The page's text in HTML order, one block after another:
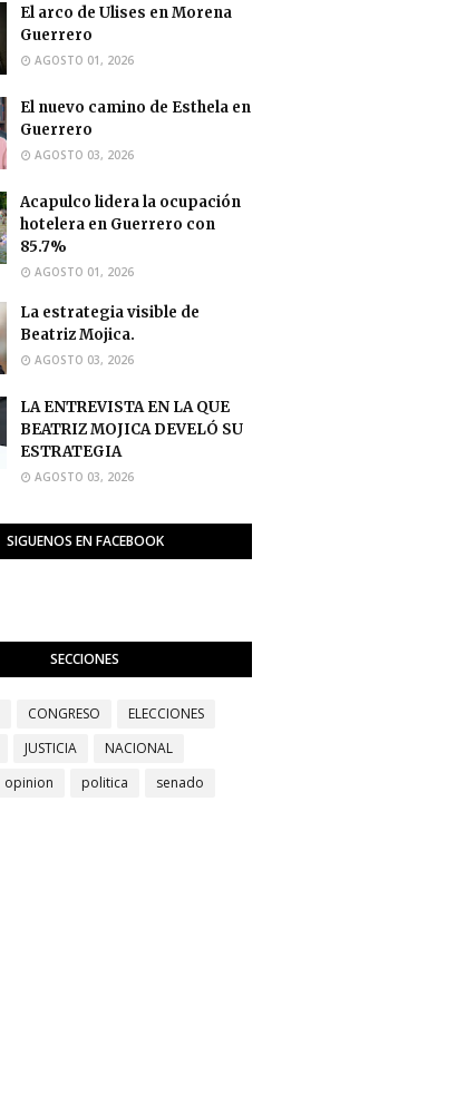
El arco de Ulises en Morena
Guerrero
AGOSTO 01, 2026
El nuevo camino de Esthela en
Guerrero
AGOSTO 03, 2026
Acapulco lidera la ocupación
hotelera en Guerrero con
85.7%
AGOSTO 01, 2026
La estrategia visible de
Beatriz Mojica.
AGOSTO 03, 2026
LA ENTREVISTA EN LA QUE
BEATRIZ MOJICA DEVELÓ SU
ESTRATEGIA
AGOSTO 03, 2026
SIGUENOS EN FACEBOOK
SECCIONES
CONGRESO
ELECCIONES
JUSTICIA
NACIONAL
opinion politica senado